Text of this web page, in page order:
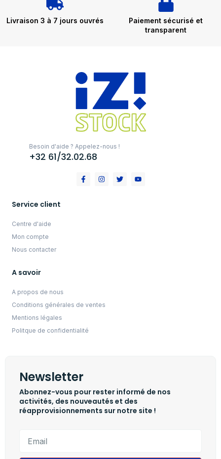
Livraison 3 à 7 jours ouvrés
Paiement sécurisé et
transparent
Besoin d'aide ? Appelez-nous !
+32 61/32.02.68
Service client
Centre d'aide
Mon compte
Nous contacter
A savoir
A propos de nous
Conditions générales de ventes
Mentions légales
Politque de confidentialité
Newsletter
Abonnez-vous pour rester informé de nos
activités, des nouveautés et des
réapprovisionnements sur notre site !